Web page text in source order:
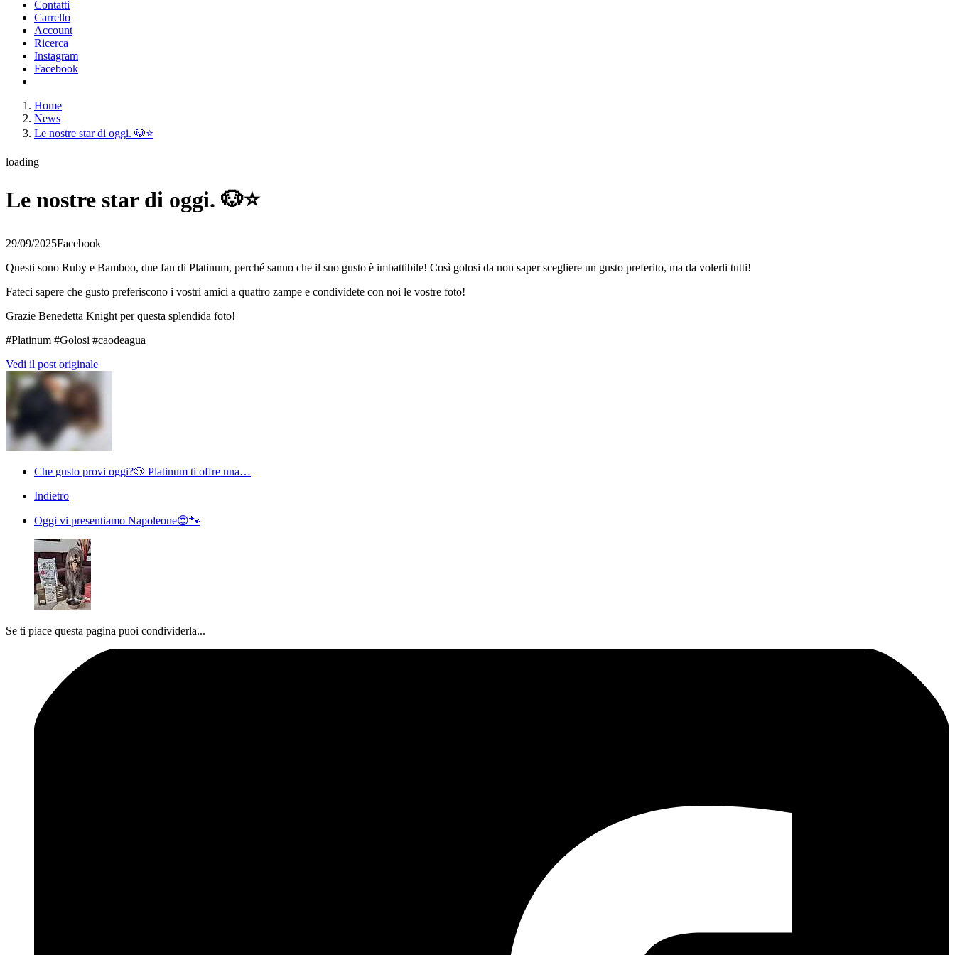
Contatti
Carrello
Account
Ricerca
Instagram
Facebook
Home
News
Le nostre star di oggi. 🐶⭐️
loading
Le nostre star di oggi. 🐶⭐️
29/09/2025Facebook
Questi sono Ruby e Bamboo, due fan di Platinum, perché sanno che il suo gusto è imbattibile! Così golosi da non saper scegliere un gusto preferito, ma da volerli tutti!
Fateci sapere che gusto preferiscono i vostri amici a quattro zampe e condividete con noi le vostre foto!
Grazie Benedetta Knight per questa splendida foto!
#Platinum #Golosi #caodeagua
Vedi il post originale
Che gusto provi oggi?🐶 Platinum ti offre una…
Indietro
Oggi vi presentiamo Napoleone😍🐾
Se ti piace questa pagina puoi condividerla...